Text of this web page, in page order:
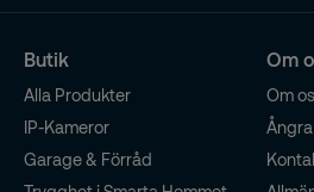
Butik
Alla Produkter
IP-Kameror
Garage & Förråd
Om
Om